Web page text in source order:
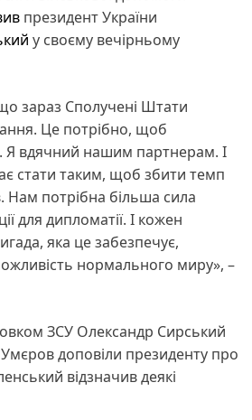
президент України
у своєму вечірньому
зараз Сполучені Штати
Це потрібно, щоб
Я вдячний нашим партнерам. І
стати таким, щоб збити темп
Нам потрібна більша сила
для дипломатії. І кожен
яка це забезпечує,
нормального миру», –
ЗСУ Олександр Сирський
доповіли президенту про
відзначив деякі